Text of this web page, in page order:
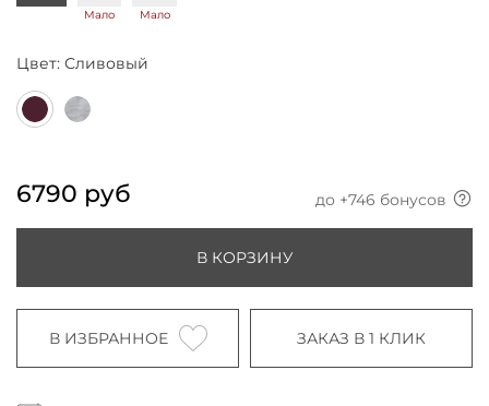
Мало Мало
Цвет: Сливовый
6790 руб до +746 бонусов
В КОРЗИНУ
В ИЗБРАННОЕ ЗАКАЗ В 1 КЛИК